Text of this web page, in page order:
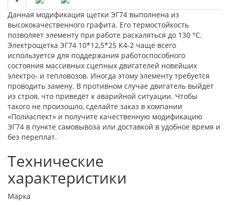
Данная модификация щетки ЭГ74 выполнена из
высококачественного графита. Его термостойкость
позволяет элементу при работе раскаляться до 130 °С.
Электрощетка ЭГ74 10*12,5*25 К4-2 чаще всего
используется для поддержания работоспособного
состояния массивных сцепных двигателей новейших
электро- и тепловозов. Иногда этому элементу требуется
проводить замену. В противном случае двигатель выйдет
из строя, что приведёт к аварийной ситуации. Чтобы
такого не произошло, сделайте заказ в компании
«Полиаспект» и получите качественную модификацию
ЭГ74 в пункте самовывоза или доставкой в удобное время и
без переплат.
Технические
характеристики
Марка